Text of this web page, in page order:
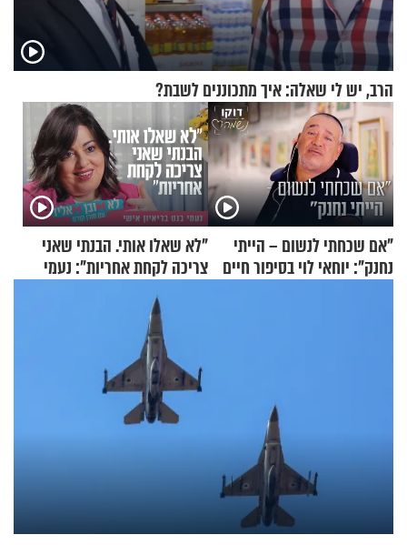
הרב, יש לי שאלה: איך מתכוננים לשבת?
"אם שכחתי לנשום – הייתי
נחנק": יוחאי לוי בסיפור חיים
"לא שאלו אותי. הבנתי שאני
צריכה לקחת אחריות": נעמי
בנט בריאיון אישי